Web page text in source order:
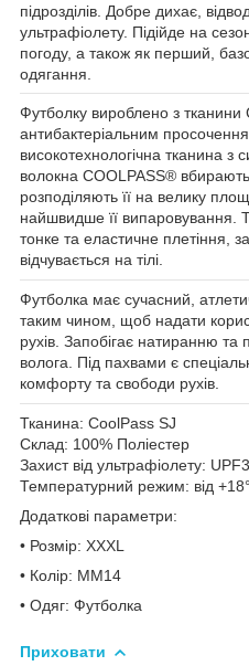
підрозділів. Добре дихає,
ультрафіолету. Підійде на
погоду, а також як перший,
одягання.
Футболку вироблено з
антибактеріальним
високотехнологічна тканина з
волокна COOLPASS® вбирають
розподіляють її на велику
найшвидше її випаровування.
тонке та еластичне плетіння,
відчувається на тілі.
Футболка має сучасний,
таким чином, щоб надати
рухів. Запобігає натиранню та
волога. Під пахвами є
комфорту та свободи рухів.
Тканина: CoolPass SJ
Склад: 100% Поліестер
Захист від ультрафіолету:
Температурний режим: від
Додаткові параметри:
• Розмір: XXXL
• Колір: ММ14
• Одяг: Футболка
Приховати